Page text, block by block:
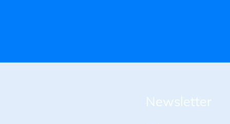
Newsletter